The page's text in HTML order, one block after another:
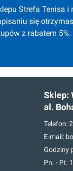
Strefa Tenisa i
się
z rabatem 5%.
Sklep:
al.
Telefon:
E-mail:
Godziny
Pn. - Pt.